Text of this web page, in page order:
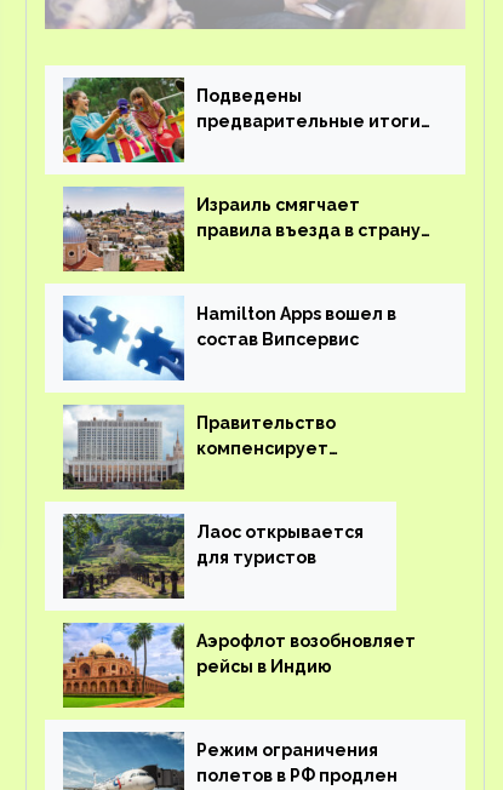
Подведены
предварительные итоги
Израиль смягчает
правила въезда в страну
Hamilton Apps вошел в
состав Випсервис
Правительство
компенсирует
на вывоз россиян из-за
рубежа
Лаос открывается
для туристов
Аэрофлот возобновляет
рейсы в Индию
Режим ограничения
полетов в РФ продлен